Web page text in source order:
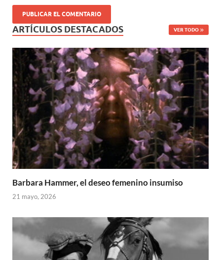
ARTÍCULOS DESTACADOS VER TODO
Barbara Hammer, el deseo femenino insumiso
21 mayo, 2026